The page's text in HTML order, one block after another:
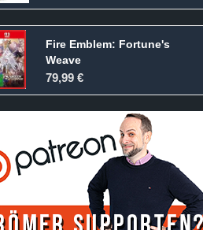
Fire Emblem: Fortune's
Weave
79,99 €